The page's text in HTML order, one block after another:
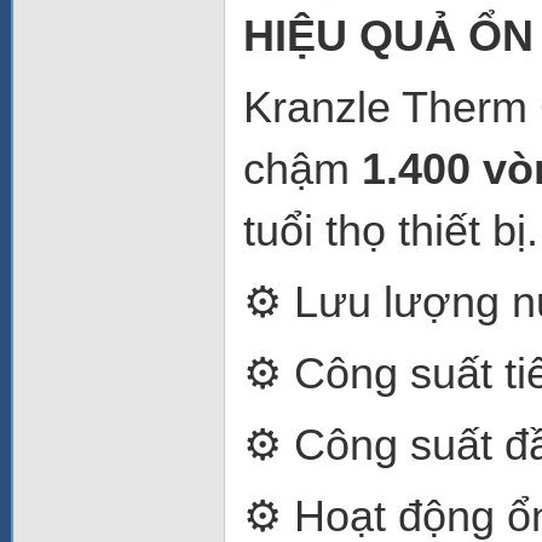
HIỆU QUẢ
Kranzle
chậm 1.400
tuổi thọ thiết bị.
⚙️ Lưu lượng
⚙️ Công suất
⚙️ Công suất
⚙️ Hoạt động